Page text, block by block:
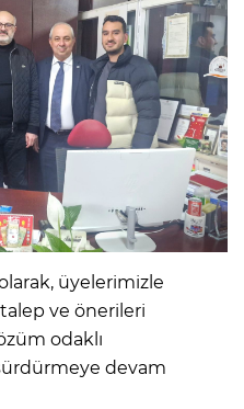
olarak, üyelerimizle
ve önerileri
odaklı
sürdürmeye devam